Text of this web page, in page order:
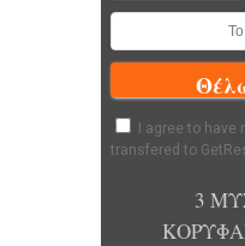
I agree to
transfered to
3